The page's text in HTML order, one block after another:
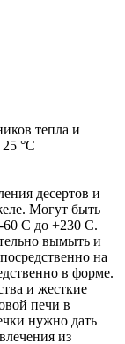
тепла и
°C
десертов и
Могут быть
60 С до +230 С.
вымыть и
на
в форме.
и жесткие
печи в
нужно дать
из